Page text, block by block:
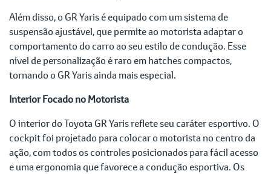
Além disso, o GR Yaris é equipado com um sistema de
suspensão ajustável, que permite ao motorista adaptar o
comportamento do carro ao seu estilo de condução. Esse
nível de personalização é raro em hatches compactos,
tornando o GR Yaris ainda mais especial.
Interior Focado no Motorista
O interior do Toyota GR Yaris reflete seu caráter esportivo. O
cockpit foi projetado para colocar o motorista no centro da
ação, com todos os controles posicionados para fácil acesso
e uma ergonomia que favorece a condução esportiva. Os